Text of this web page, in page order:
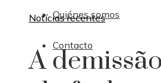
Quiénes somos
Contacto
Notícias recentes
A